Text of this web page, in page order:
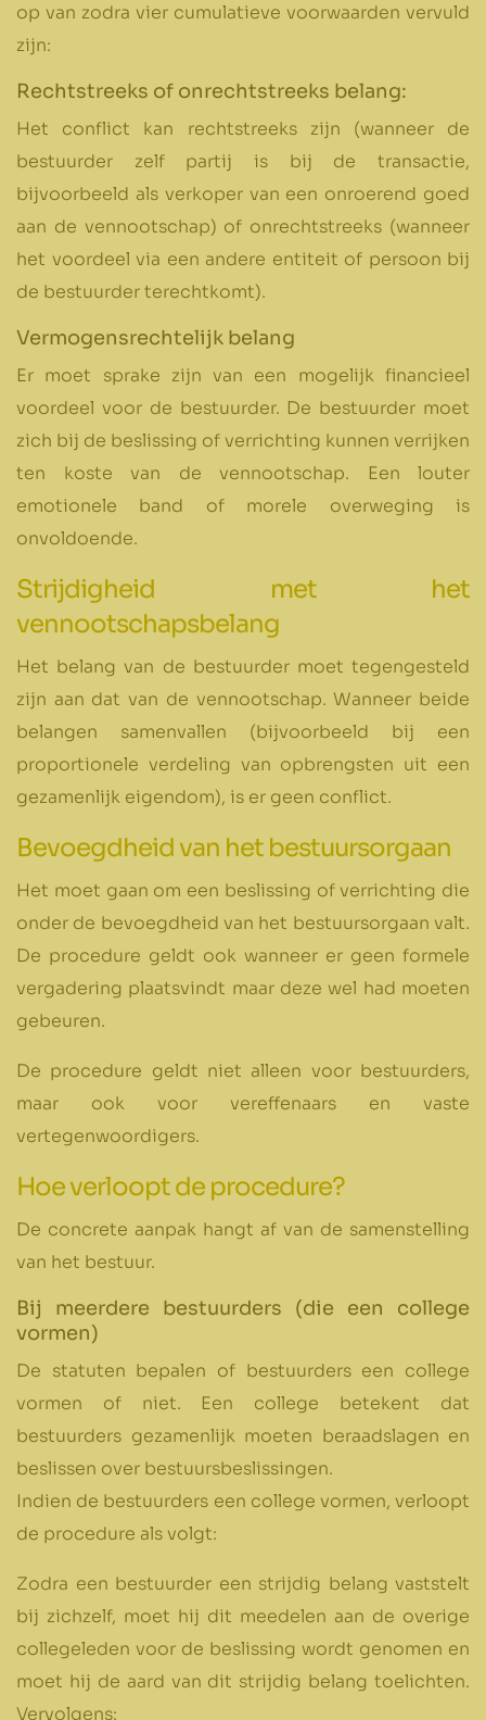
op van zodra vier cumulatieve voorwaarden vervuld
zijn:
Rechtstreeks of onrechtstreeks belang:
Het conflict kan rechtstreeks zijn (wanneer de
bestuurder zelf partij is bij de transactie,
bijvoorbeeld als verkoper van een onroerend goed
aan de vennootschap) of onrechtstreeks (wanneer
het voordeel via een andere entiteit of persoon bij
de bestuurder terechtkomt).
Vermogensrechtelijk belang
Er moet sprake zijn van een mogelijk financieel
voordeel voor de bestuurder. De bestuurder moet
zich bij de beslissing of verrichting kunnen verrijken
ten koste van de vennootschap. Een louter
emotionele band of morele overweging is
onvoldoende.
Strijdigheid met het
vennootschapsbelang
Het belang van de bestuurder moet tegengesteld
zijn aan dat van de vennootschap. Wanneer beide
belangen samenvallen (bijvoorbeeld bij een
proportionele verdeling van opbrengsten uit een
gezamenlijk eigendom), is er geen conflict.
Bevoegdheid van het bestuursorgaan
Het moet gaan om een beslissing of verrichting die
onder de bevoegdheid van het bestuursorgaan valt.
De procedure geldt ook wanneer er geen formele
vergadering plaatsvindt maar deze wel had moeten
gebeuren.
De procedure geldt niet alleen voor bestuurders,
maar ook voor vereffenaars en vaste
vertegenwoordigers.
Hoe verloopt de procedure?
De concrete aanpak hangt af van de samenstelling
van het bestuur.
Bij meerdere bestuurders (die een college
vormen)
De statuten bepalen of bestuurders een college
vormen of niet. Een college betekent dat
bestuurders gezamenlijk moeten beraadslagen en
beslissen over bestuursbeslissingen.
Indien de bestuurders een college vormen, verloopt
de procedure als volgt:
Zodra een bestuurder een strijdig belang vaststelt
bij zichzelf, moet hij dit meedelen aan de overige
collegeleden voor de beslissing wordt genomen en
moet hij de aard van dit strijdig belang toelichten.
Vervolgens: